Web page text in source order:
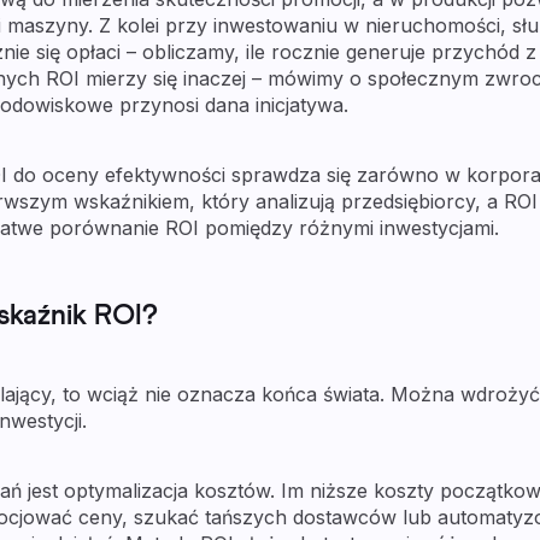
Z kolei przy inwestowaniu w nieruchomości,
się opłaci – obliczamy, ile rocznie generuje przychód
ROI mierzy się inaczej – mówimy o społecznym
przynosi dana inicjatywa.
do oceny efektywności sprawdza się zarówno w
wskaźnikiem, który analizują przedsiębiorcy, a
porównanie ROI pomiędzy różnymi inwestycjami.
ROI?
to wciąż nie oznacza końca świata. Można
jest optymalizacja kosztów. Im niższe koszty
ceny, szukać tańszych dostawców lub